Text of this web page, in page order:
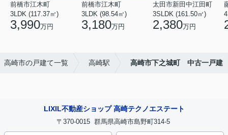
前橋市江木町
3LDK (117.37㎡)
3,990万円
前橋市江木町
3LDK (98.54㎡)
3,180万円
太田市新田中江田町
3SLDK (161.50㎡)
2,380万円
高崎市の戸建て一覧 高崎駅 高崎市下之城町 中古一戸建
LIXIL不動産ショップ 高崎テクノエステート
〒370-0015 群馬県高崎市島野町314-5